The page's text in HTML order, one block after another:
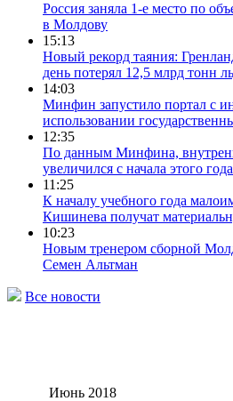
Россия заняла 1-е место по
в Молдову
15:13
Новый рекорд таяния:
день потерял 12,5 млрд тонн
14:03
Минфин запустило портал с
использовании
12:35
По данным Минфина,
увеличился с начала этого
11:25
К началу учебного года
Кишинева получат
10:23
Новым тренером сборной
Семен Альтман
Все новости
Июнь 2018